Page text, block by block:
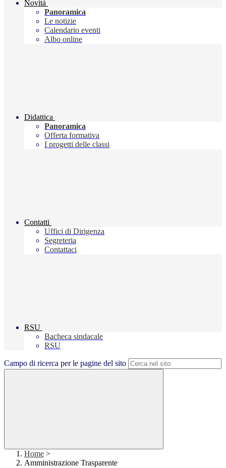
Novità
Panoramica
Le notizie
Calendario eventi
Albo online
Didattica
Panoramica
Offerta formativa
I progetti delle classi
Contatti
Uffici di Dirigenza
Segreteria
Contattaci
RSU
Bacheca sindacale
RSU
Campo di ricerca per le pagine del sito
Home >
Amministrazione Trasparente